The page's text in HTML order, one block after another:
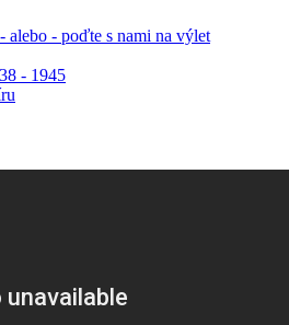
alebo - poďte s nami na výlet
- 1945